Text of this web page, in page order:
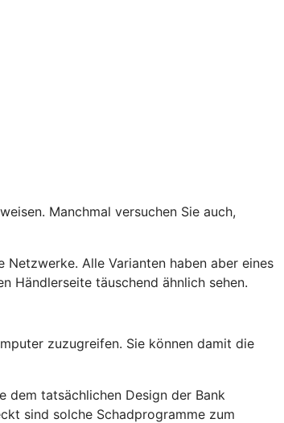
Manchmal versuchen Sie auch,
Netzwerke. Alle Varianten haben aber eines
Händlerseite täuschend ähnlich sehen.
zuzugreifen. Sie können damit die
dem tatsächlichen Design der Bank
sind solche Schadprogramme zum